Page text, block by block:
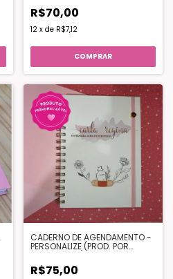
R$70,00
12 x de R$7,12
COMPRAR
CADERNO DE AGENDAMENTO -
PERSONALIZE (PROD. POR
R$75,00